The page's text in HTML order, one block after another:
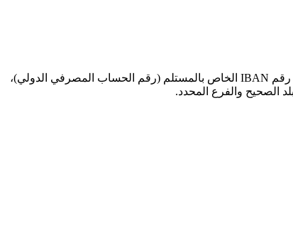
عند إرسال الأموال للمعاملات الدولية إلى هذا البنك المحدد، ستحتاج إلى رمز SWIFT BIC هذا (رمز تعريف البنك - Bank Identifier Code). قدمه مع رقم IBAN الخاص بالمستلم (رقم الحساب المصرفي الدولي)،